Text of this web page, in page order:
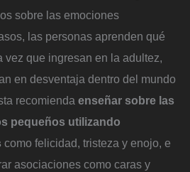
sobre las emociones
las personas aprenden qué
vez que ingresan en la adultez,
en desventaja dentro del mundo
recomienda enseñar sobre las
pequeños utilizando
como felicidad, tristeza y enojo, e
asociaciones como caras y